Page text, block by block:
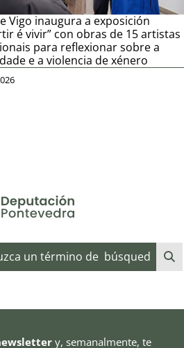
Vigo inaugura a exposición
é vivir” con obras de 15 artistas
para reflexionar sobre a
e a violencia de xénero
y, semanalmente, te